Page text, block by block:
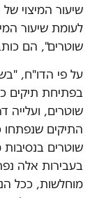
שיעור המיצוי
לעומת שיעור
שוטרים", הם
בפתיחת תיקים
התיקים שנפתחו
שוטרים
בעבירות אלה
מוחלשות, ככל